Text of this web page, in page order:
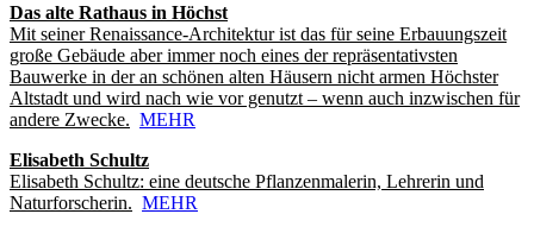
Das alte Rathaus in Höchst
Mit seiner Renaissance-Architektur ist das für seine Erbauungszeit
große Gebäude aber immer noch eines der repräsentativsten
Bauwerke in der an schönen alten Häusern nicht armen Höchster
Altstadt und wird nach wie vor genutzt – wenn auch inzwischen für
andere Zwecke. MEHR
Elisabeth Schultz
Elisabeth Schultz: eine deutsche Pflanzenmalerin, Lehrerin und
Naturforscherin. MEHR